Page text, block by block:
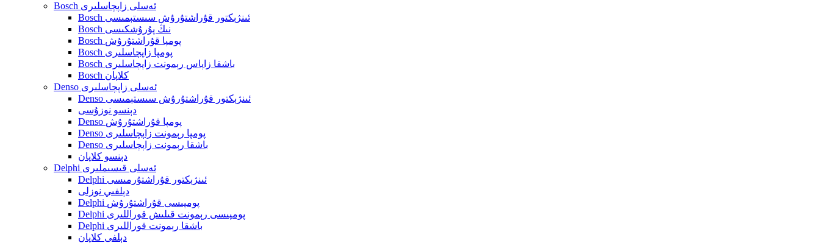
Bosch ئەسلى زاپچاسلىرى
Bosch ئىنژېكتور قۇراشتۇرۇش سىستېمىسى
Bosch نىڭ پۇرۇشكىسى
Bosch پومپا قۇراشتۇرۇش
Bosch پومپا زاپچاسلىرى
Bosch باشقا زاپاس رېمونت زاپچاسلىرى
Bosch كلاپان
Denso ئەسلى زاپچاسلىرى
Denso ئىنژېكتور قۇراشتۇرۇش سىستېمىسى
دېنسو نوزۇسى
Denso پومپا قۇراشتۇرۇش
Denso پومپا رېمونت زاپچاسلىرى
Denso باشقا رېمونت زاپچاسلىرى
دېنسو كلاپان
Delphi ئەسلى قىسىملىرى
Delphi ئىنژېكتور قۇراشتۇرمىسى
دېلفىي نوزلى
Delphi پومپىسى قۇراشتۇرۇش
Delphi پومپىسى رېمونت قىلىش قوراللىرى
Delphi باشقا رېمونت قوراللىرى
دېلفى كلاپان